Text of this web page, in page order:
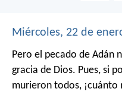
Miércoles, 22 de
Pero el pecado de Adán
gracia de Dios. Pues, si
murieron todos, ¡cuánto